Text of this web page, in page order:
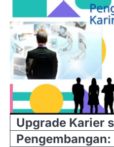
Upgrade Karier